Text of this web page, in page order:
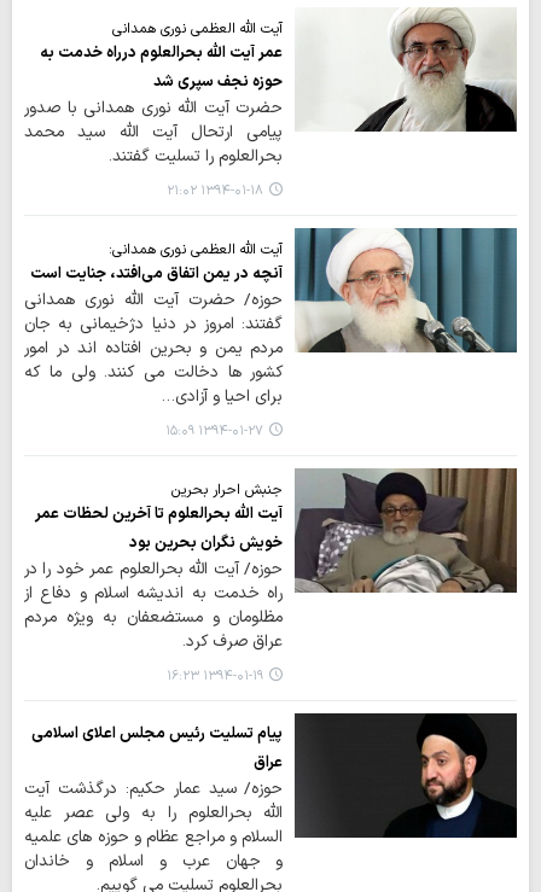
آیت الله العظمی نوری همدانی
عمر آیت الله بحرالعلوم درراه خدمت به
حوزه نجف سپری شد
حضرت آیت الله نوری همدانی با صدور
پیامی ارتحال آیت الله سید محمد
بحرالعلوم را تسلیت گفتند.
۱۳۹۴-۰۱-۱۸ ۲۱:۰۲
آیت الله العظمی نوری همدانی:
آنچه در یمن اتفاق می‌افتد، جنایت است
حوزه/ حضرت آیت الله نوری همدانی
گفتند: امروز در دنیا دژخیمانی به جان
مردم یمن و بحرین افتاده اند در امور
کشور ها دخالت می کنند. ولی ما که
برای احیا و آزادی…
۱۳۹۴-۰۱-۲۷ ۱۵:۰۹
جنبش احرار بحرین
آیت الله بحرالعلوم تا آخرین لحظات عمر
خویش نگران بحرین بود
حوزه/ آیت الله بحرالعلوم عمر خود را در
راه خدمت به اندیشه اسلام و دفاع از
مظلومان و مستضعفان به ویژه مردم
عراق صرف کرد.
۱۳۹۴-۰۱-۱۹ ۱۶:۲۳
پیام تسلیت رئیس مجلس اعلای اسلامی
عراق
حوزه/ سید عمار حکیم: درگذشت آیت
الله بحرالعلوم را به ولی عصر علیه
السلام و مراجع عظام و حوزه های علمیه
و جهان عرب و اسلام و خاندان
بحرالعلوم تسلیت می گوییم.